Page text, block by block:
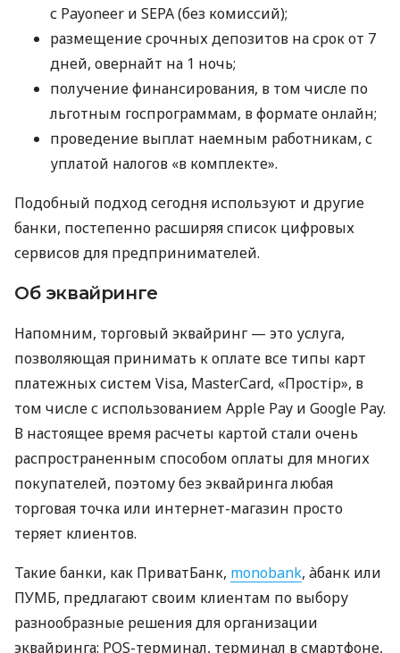
с Payoneer и SEPA (без комиссий);
размещение срочных депозитов на срок от 7
дней, овернайт на 1 ночь;
получение финансирования, в том числе по
льготным госпрограммам, в формате онлайн;
проведение выплат наемным работникам, с
уплатой налогов «в комплекте».
Подобный подход сегодня используют и другие
банки, постепенно расширяя список цифровых
сервисов для предпринимателей.
Об эквайринге
Напомним, торговый эквайринг — это услуга,
позволяющая принимать к оплате все типы карт
платежных систем Visa, MasterCard, «Простір», в
том числе с использованием Apple Pay и Google Pay.
В настоящее время расчеты картой стали очень
распространенным способом оплаты для многих
покупателей, поэтому без эквайринга любая
торговая точка или интернет-магазин просто
теряет клиентов.
Такие банки, как ПриватБанк, monobank, àбанк или
ПУМБ, предлагают своим клиентам по выбору
разнообразные решения для организации
эквайринга: POS-терминал, терминал в смартфоне,